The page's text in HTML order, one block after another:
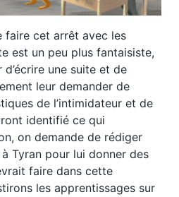
faire cet arrêt avec les
est un peu plus fantaisiste,
une suite et de
leur demander de
de l’intimidateur et de
identifié ce qui
on demande de rédiger
Tyran pour lui donner des
faire dans cette
les apprentissages sur